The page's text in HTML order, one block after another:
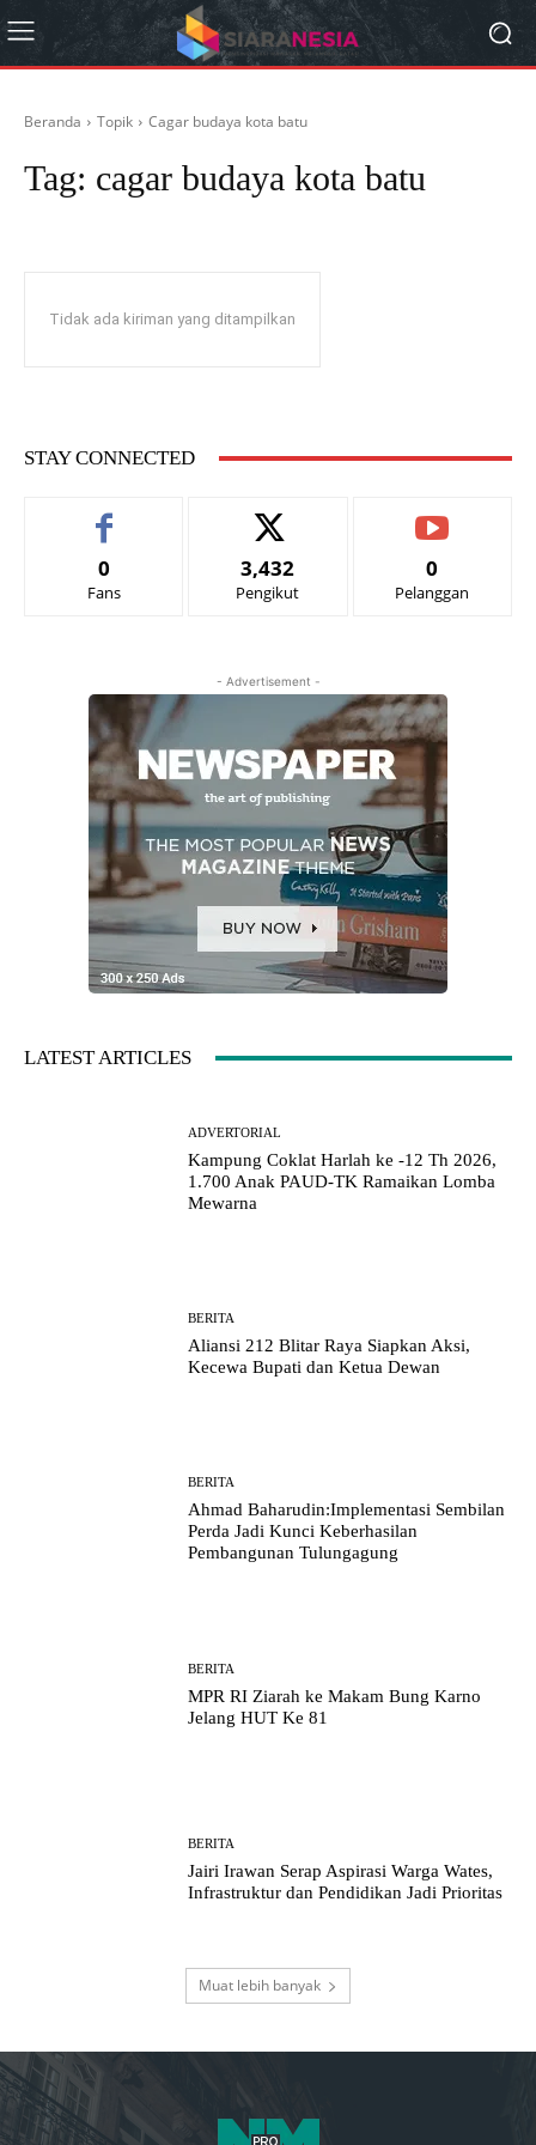
Beranda Topik Cagar budaya kota batu
Tag: cagar budaya kota batu
Tidak ada kiriman yang ditampilkan
STAY CONNECTED
0
Fans
3,432
Pengikut
0
Pelanggan
- Advertisement -
LATEST ARTICLES
ADVERTORIAL
Kampung Coklat Harlah ke -12 Th 2026,
1.700 Anak PAUD-TK Ramaikan Lomba
Mewarna
BERITA
Aliansi 212 Blitar Raya Siapkan Aksi,
Kecewa Bupati dan Ketua Dewan
BERITA
Ahmad Baharudin:Implementasi Sembilan
Perda Jadi Kunci Keberhasilan
Pembangunan Tulungagung
BERITA
MPR RI Ziarah ke Makam Bung Karno
Jelang HUT Ke 81
BERITA
Jairi Irawan Serap Aspirasi Warga Wates,
Infrastruktur dan Pendidikan Jadi Prioritas
Muat lebih banyak